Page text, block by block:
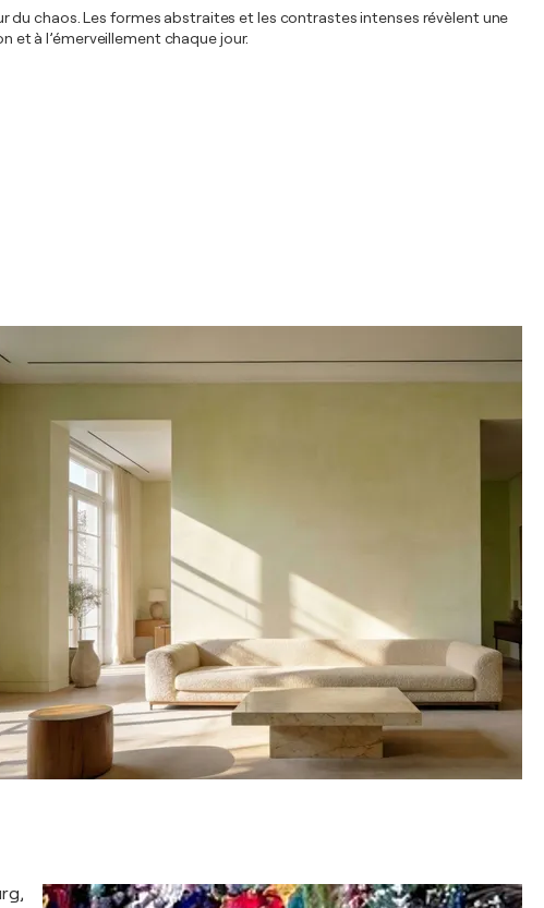
chaos. Les formes abstraites et les contrastes intenses révèlent une
et à l’émerveillement chaque jour.